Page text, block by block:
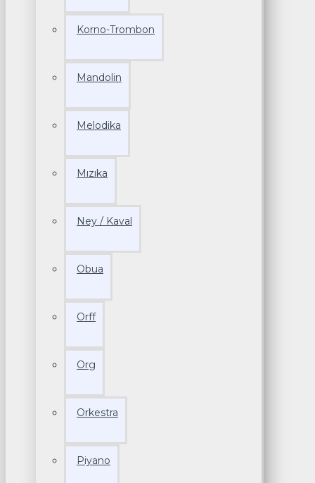
Korno-Trombon
Mandolin
Melodika
Mızıka
Ney / Kaval
Obua
Orff
Org
Orkestra
Piyano